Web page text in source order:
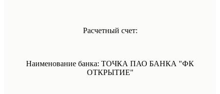
Расчетный счет:
Наименование банка: ТОЧКА ПАО БАНКА "ФК
ОТКРЫТИЕ"